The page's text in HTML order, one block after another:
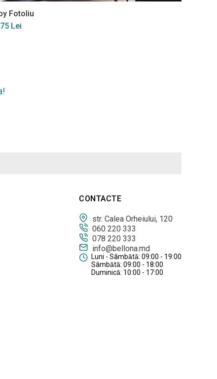
Fotoliu
Lei
CONTACTE
str. Calea Orheiului, 120
060 220 333
078 220 333
info@bellona.md
Luni - Sâmbătă: 09:00 - 19:00
Sâmbătă: 09:00 - 18:00
Duminică: 10:00 - 17:00